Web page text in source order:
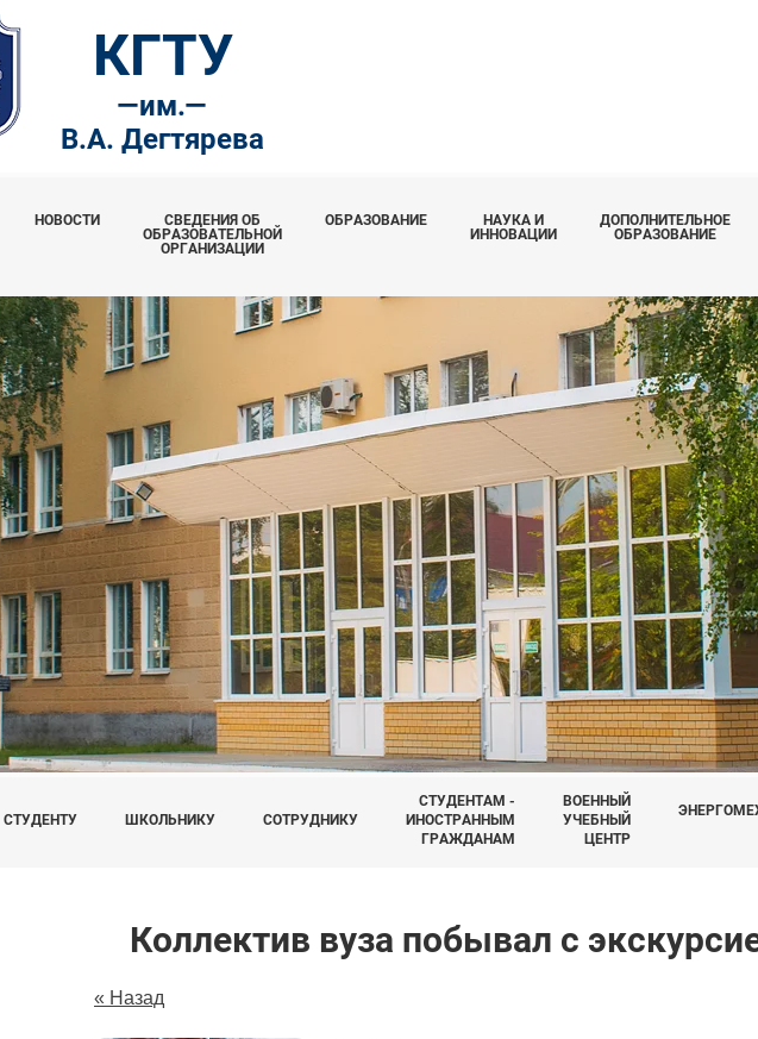
КГТУ
—им.—
В.А. Дегтярева
НОВОСТИ
СВЕДЕНИЯ ОБ
ОБРАЗОВАТЕЛЬНОЙ
ОРГАНИЗАЦИИ
ОБРАЗОВАНИЕ
НАУКА И
ИННОВАЦИИ
ДОПОЛНИТЕЛЬНОЕ
ОБРАЗОВАНИЕ
СТУДЕНТУ ШКОЛЬНИКУ СОТРУДНИКУ
СТУДЕНТАМ -
ИНОСТРАННЫМ
ГРАЖДАНАМ
ВОЕННЫЙ
УЧЕБНЫЙ
ЦЕНТР
Коллектив вуза побывал с
« Назад